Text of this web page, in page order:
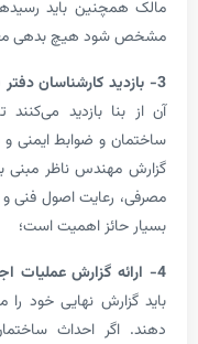
باید رسیدهای عوارض و
هیچ بدهی معوقی وجود
بازدید می‌کنند تا مطمئن
و ضوابط ایمنی و شهرسازی
ناظر مبنی بر چگونگی
اصول فنی و رعایت
اهمیت است؛
نهایی خود را مبنی بر عدم
احداث ساختمان دارای